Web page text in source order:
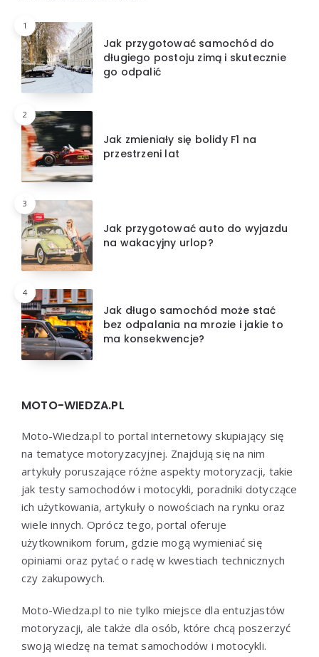
1
Jak przygotować samochód do
długiego postoju zimą i skutecznie
go odpalić
2
Jak zmieniały się bolidy F1 na
przestrzeni lat
3
Jak przygotować auto do wyjazdu
na wakacyjny urlop?
4
Jak długo samochód może stać
bez odpalania na mrozie i jakie to
ma konsekwencje?
MOTO-WIEDZA.PL
Moto-Wiedza.pl to portal internetowy skupiający się
na tematyce motoryzacyjnej. Znajdują się na nim
artykuły poruszające różne aspekty motoryzacji, takie
jak testy samochodów i motocykli, poradniki dotyczące
ich użytkowania, artykuły o nowościach na rynku oraz
wiele innych. Oprócz tego, portal oferuje
użytkownikom forum, gdzie mogą wymieniać się
opiniami oraz pytać o radę w kwestiach technicznych
czy zakupowych.
Moto-Wiedza.pl to nie tylko miejsce dla entuzjastów
motoryzacji, ale także dla osób, które chcą poszerzyć
swoją wiedzę na temat samochodów i motocykli.